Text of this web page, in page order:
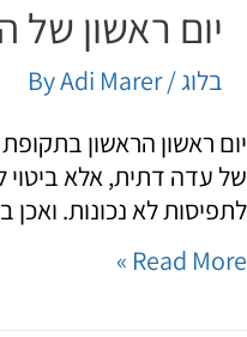
יום ראשון של
בלוג/ By
Adi Marer
של עדה דתית, אלא ביטוי
לתפיסות לא נכונות.
Read More »